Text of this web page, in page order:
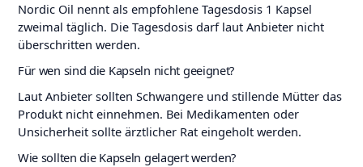
Nordic Oil nennt als empfohlene Tagesdosis 1 Kapsel
zweimal täglich. Die Tagesdosis darf laut Anbieter nicht
überschritten werden.
Für wen sind die Kapseln nicht geeignet?
Laut Anbieter sollten Schwangere und stillende Mütter das
Produkt nicht einnehmen. Bei Medikamenten oder
Unsicherheit sollte ärztlicher Rat eingeholt werden.
Wie sollten die Kapseln gelagert werden?